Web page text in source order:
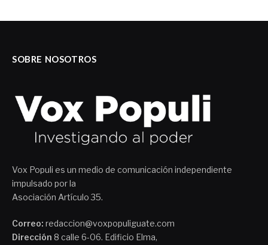
SOBRE NOSOTROS
Vox Populi es un medio de comunicación independiente
impulsado por la
Asociación Artículo 35.
Correo: redaccion@voxpopuliguate.com
Dirección 8 calle 6-06. Edificio Elma,